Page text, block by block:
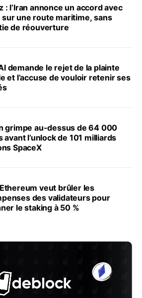
: l’Iran annonce un accord avec
sur une route maritime, sans
de réouverture
demande le rejet de la plainte
et l’accuse de vouloir retenir ses
grimpe au-dessus de 64 000
avant l’unlock de 101 milliards
SpaceX
veut brûler les
des validateurs pour
le staking à 50 %